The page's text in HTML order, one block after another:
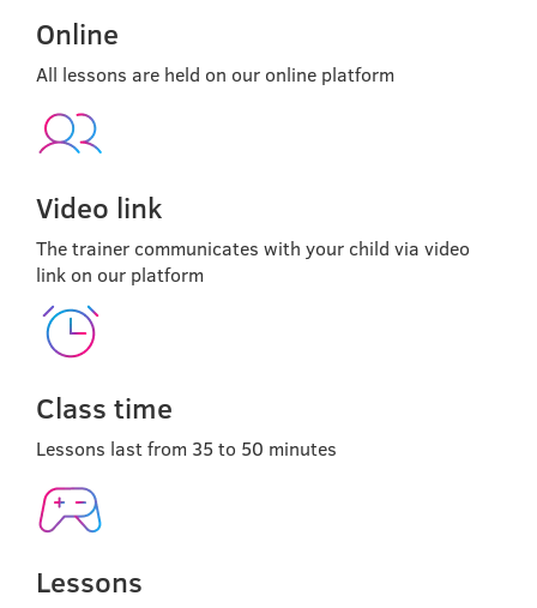
Online
All lessons are held on our online platform
Video link
The trainer communicates with your child via video
link on our platform
Class time
Lessons last from 35 to 50 minutes
Lessons